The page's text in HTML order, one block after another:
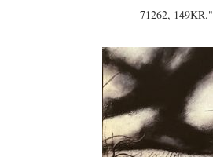
71262, 149KR."